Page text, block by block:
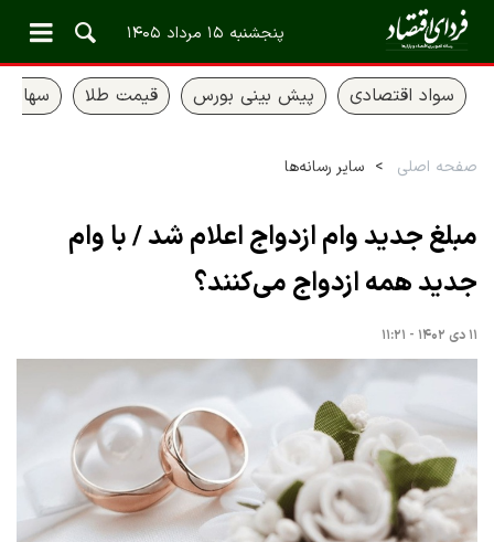
پنجشنبه ۱۵ مرداد ۱۴۰۵
سواد اقتصادی پیش بینی بورس قیمت طلا سهام
صفحه اصلی سایر رسانه‌ها
مبلغ جدید وام ازدواج اعلام شد / با وام
جدید همه ازدواج می‌کنند؟
۱۱ دی ۱۴۰۲ - ۱۱:۲۱